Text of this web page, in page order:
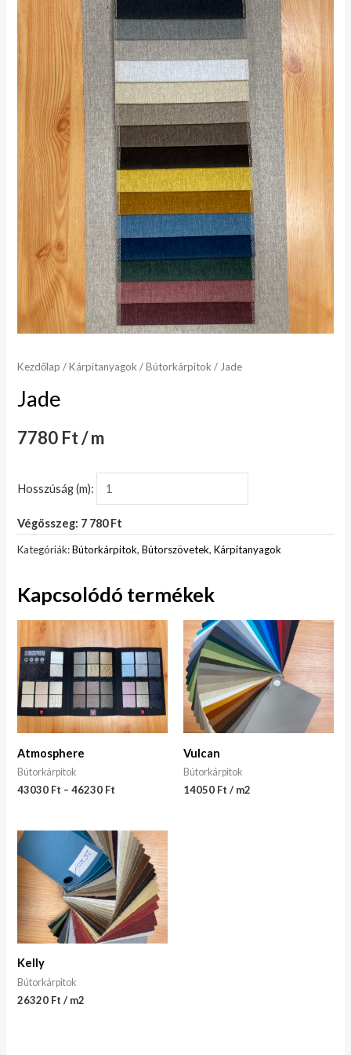
Kezdőlap /Kárpitanyagok /Bútorkárpitok / Jade
Jade
7780 Ft / m
Hosszúság (m):
Végösszeg: 7 780 Ft
Kategóriák:Bútorkárpitok,Bútorszövetek,Kárpitanyagok
Kapcsolódó termékek
Atmosphere
Bútorkárpitok
43030 Ft –46230 Ft
Vulcan
Bútorkárpitok
14050 Ft / m2
Kelly
Bútorkárpitok
26320 Ft / m2